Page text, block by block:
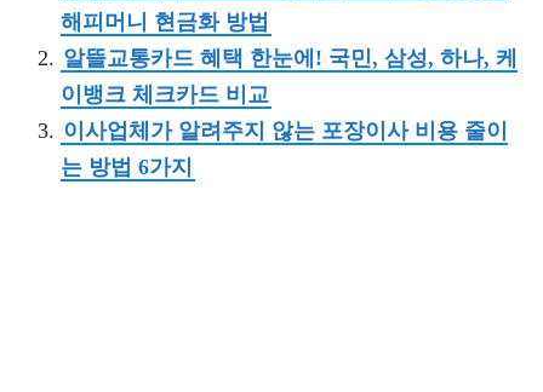
해피머니 현금화 방법
알뜰교통카드 혜택 한눈에! 국민, 삼성, 하나, 케
이뱅크 체크카드 비교
이사업체가 알려주지 않는 포장이사 비용 줄이
는 방법 6가지